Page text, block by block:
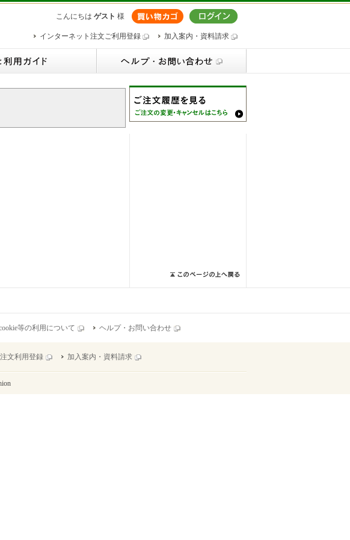
こんにちは ゲスト 様
加入案内・資料請求
インターネット注文ご利用登録
等の利用について ヘルプ・お問い合わせ
文利用登録 加入案内・資料請求